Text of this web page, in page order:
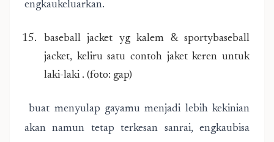
engkaukeluarkan.
baseball jacket yg kalem & sportybaseball
jacket, keliru satu contoh jaket keren untuk
laki-laki . (foto: gap)
buat menyulap gayamu menjadi lebih kekinian
akan namun tetap terkesan sanrai, engkaubisa